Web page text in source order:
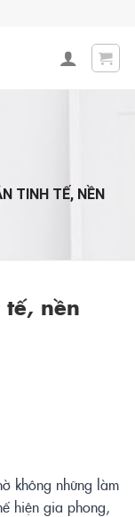
TINH TẾ, NỀN
nền
không những làm
hiện gia phong,